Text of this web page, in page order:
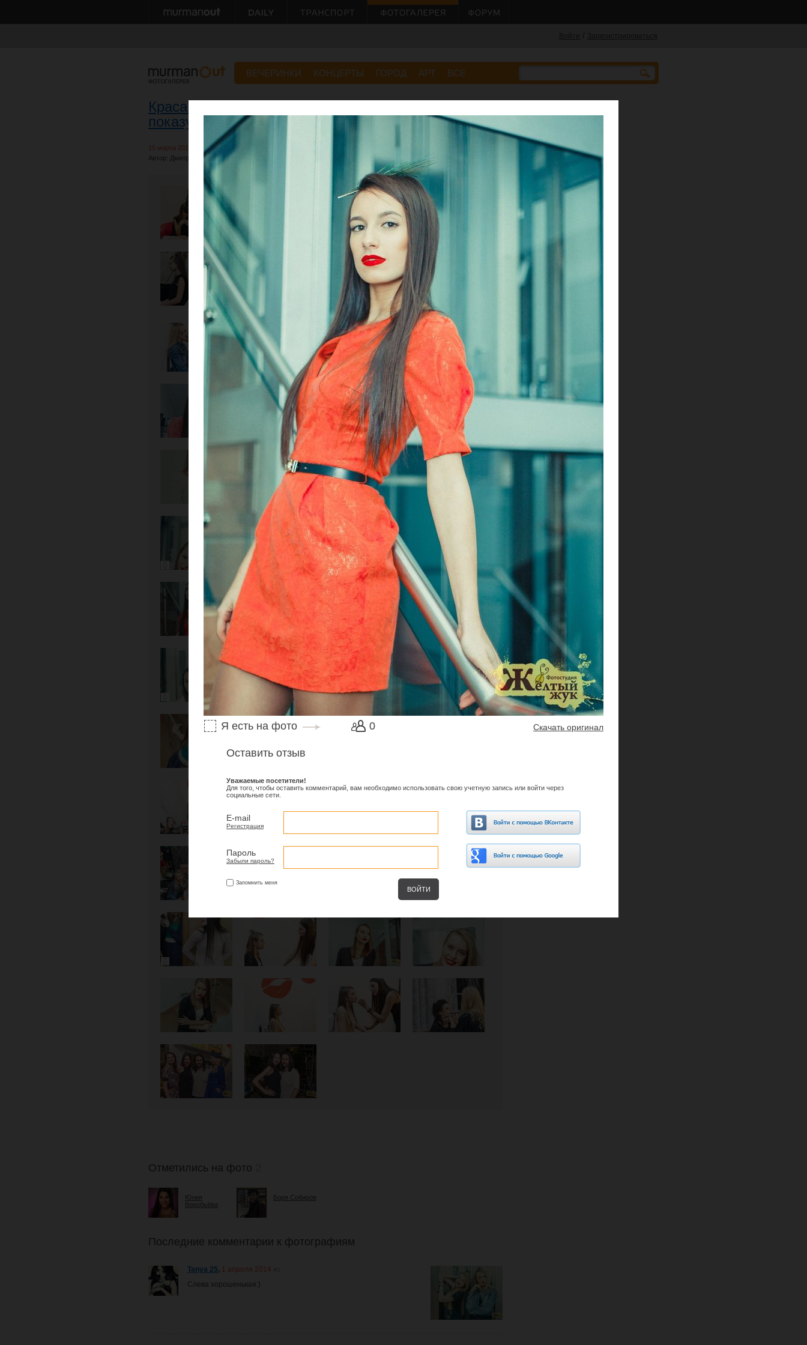
ВЕЧЕРИНКИ КОНЦЕРТЫ ГОРОД АРТ ВСЕ
Краса Заполярья – 2014. Подготовка к модному
показу
15 марта 2014
Автор: Дмитрий Сумерин
Отметились на фото
Юлия
Воробьёва
Боря Собиров
Последние комментарии к фотографиям
Tanya 25, 1 апреля 2014
Слева хорошенькая:)
Скачать оригинал
0
Я есть на фото
Оставить отзыв
Уважаемые посетители!
Для того, чтобы оставить комментарий, вам необходимо использовать свою учетную запись или войти через
социальные сети.
E-mail
Регистрация
Пароль
Забыли пароль?
Запомнить меня